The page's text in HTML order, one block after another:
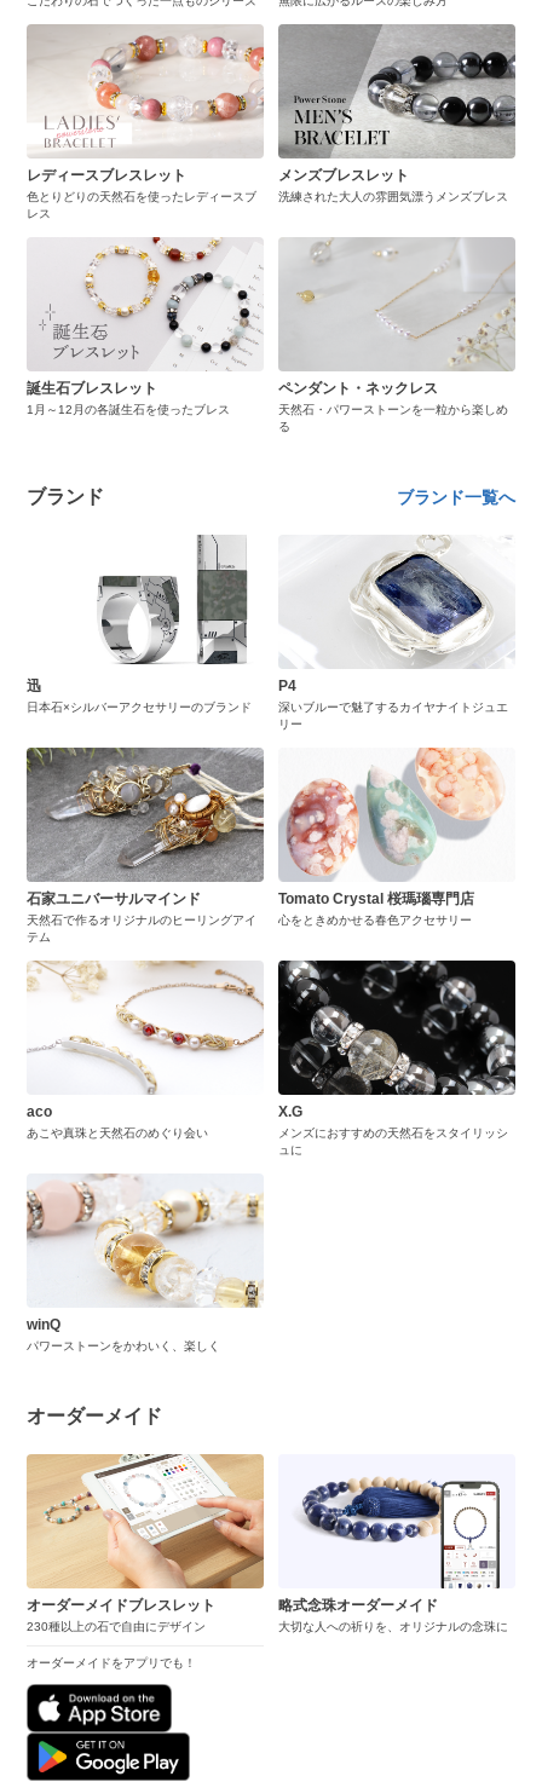
レディースブレスレット
色とりどりの天然石を使ったレディースブ
レス
メンズブレスレット
洗練された大人の雰囲気漂うメンズブレス
誕生石ブレスレット
1月～12月の各誕生石を使ったブレス
ペンダント・ネックレス
天然石・パワーストーンを一粒から楽しめ
る
ブランド ブランド一覧へ
迅
日本石×シルバーアクセサリーのブランド
P4
深いブルーで魅了するカイヤナイトジュエ
リー
石家ユニバーサルマインド
天然石で作るオリジナルのヒーリングアイ
テム
Tomato Crystal 桜瑪瑙専門店
心をときめかせる春色アクセサリー
aco
あこや真珠と天然石のめぐり会い
X.G
メンズにおすすめの天然石をスタイリッシ
ュに
winQ
パワーストーンをかわいく、楽しく
オーダーメイド
オーダーメイドブレスレット
230種以上の石で自由にデザイン
オーダーメイドをアプリでも！
略式念珠オーダーメイド
大切な人への祈りを、オリジナルの念珠に